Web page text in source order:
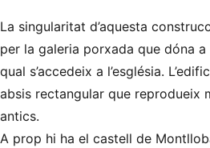
La singularitat d’aquesta
per la galeria porxada que dóna
qual s’accedeix a l’església.
absis rectangular que reprodueix
antics.
A prop hi ha el castell de